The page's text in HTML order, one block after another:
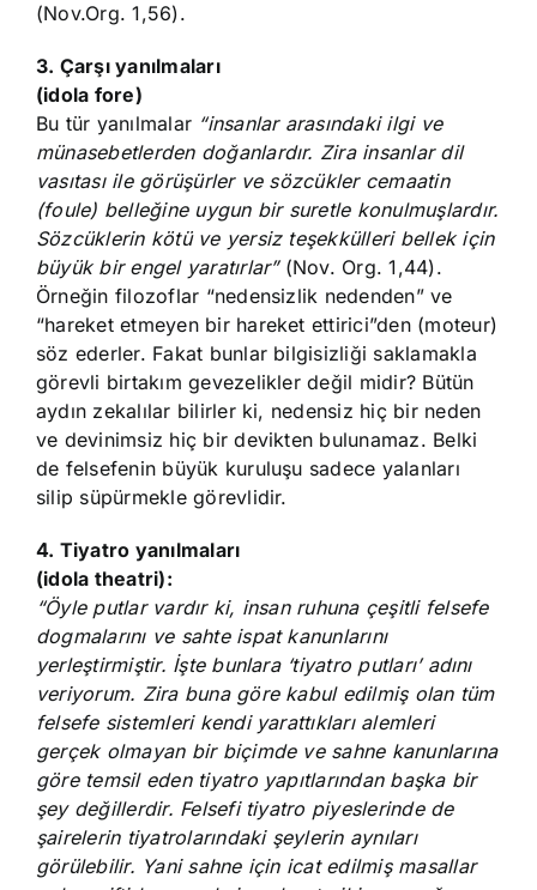
(Nov.Org. 1,56).
3. Çarşı yanılmaları
(idola fore)
Bu tür yanılmalar “insanlar arasındaki ilgi ve
münasebetlerden doğanlardır. Zira insanlar dil
vasıtası ile görüşürler ve sözcükler cemaatin
(foule) belleğine uygun bir suretle konulmuşlardır.
Sözcüklerin kötü ve yersiz teşekkülleri bellek için
büyük bir engel yaratırlar”(Nov. Org. 1,44).
Örneğin filozoflar “nedensizlik nedenden” ve
“hareket etmeyen bir hareket ettirici”den (moteur)
söz ederler. Fakat bunlar bilgisizliği saklamakla
görevli birtakım gevezelikler değil midir? Bütün
aydın zekalılar bilirler ki, nedensiz hiç bir neden
ve devinimsiz hiç bir devikten bulunamaz. Belki
de felsefenin büyük kuruluşu sadece yalanları
silip süpürmekle görevlidir.
4. Tiyatro yanılmaları
(idola theatri):
“Öyle putlar vardır ki, insan ruhuna çeşitli felsefe
dogmalarını ve sahte ispat kanunlarını
yerleştirmiştir. İşte bunlara ‘tiyatro putları’ adını
veriyorum. Zira buna göre kabul edilmiş olan tüm
felsefe sistemleri kendi yarattıkları alemleri
gerçek olmayan bir biçimde ve sahne kanunlarına
göre temsil eden tiyatro yapıtlarından başka bir
şey değillerdir. Felsefi tiyatro piyeslerinde de
şairelerin tiyatrolarındaki şeylerin aynıları
görülebilir. Yani sahne için icat edilmiş masallar